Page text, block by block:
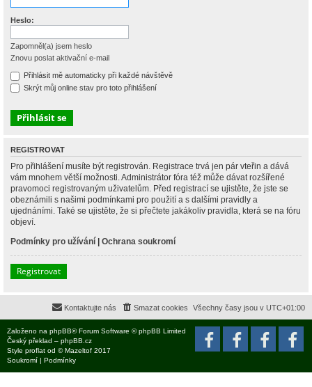
Heslo:
Zapomněl(a) jsem heslo
Znovu poslat aktivační e-mail
Přihlásit mě automaticky při každé návštěvě
Skrýt můj online stav pro toto přihlášení
REGISTROVAT
Pro přihlášení musíte být registrován. Registrace trvá jen pár vteřin a dává
vám mnohem větší možnosti. Administrátor fóra též může dávat rozšířené
pravomoci registrovaným uživatelům. Před registrací se ujistěte, že jste se
obeznámili s našimi podmínkami pro použití a s dalšími pravidly a
ujednáními. Také se ujistěte, že si přečtete jakákoliv pravidla, která se na fóru
objeví.
Podmínky pro užívání | Ochrana soukromí
Registrovat
Všechny časy jsou v UTC+01:00
Smazat cookies
Kontaktujte nás
Založeno na phpBB® Forum Software © phpBB Limited
Český překlad – phpBB.cz
Style proflat od ©Mazeltof 2017
Soukromí | Podmínky